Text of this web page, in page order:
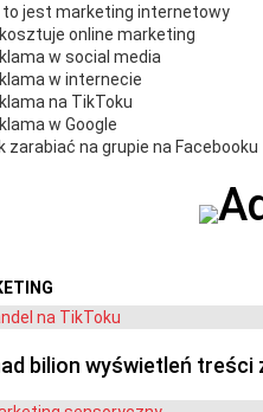
to jest marketing internetowy
kosztuje online marketing
w social media
w internecie
na TikToku
w Google
zarabiać na grupie na Facebooku
bilion wyświetleń treści